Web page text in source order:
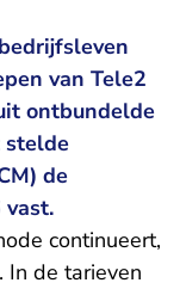
van Tele2
ontbundelde
stelde
de
continueert,
In de tarieven